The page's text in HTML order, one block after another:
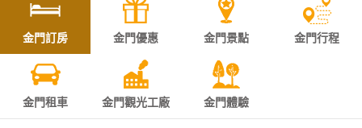
灣
訂
房
直接跟飯店訂房HOT
金門訂房 金門優惠 金門景點 金門行程
金門租車 金門觀光工廠 金門體驗